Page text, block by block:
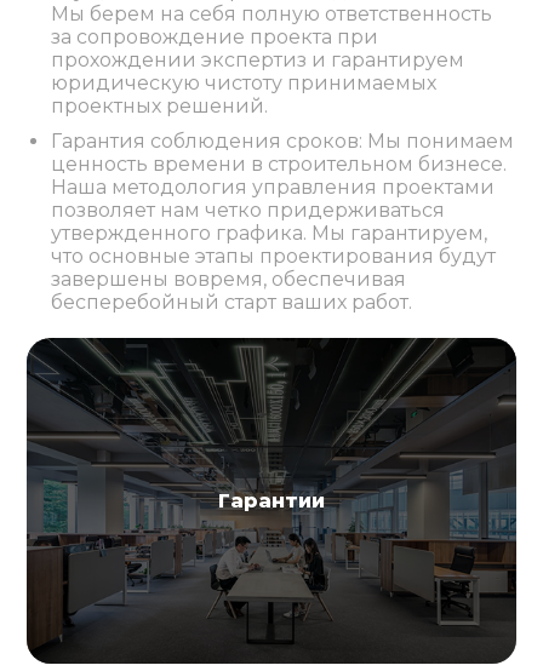
Мы берем на себя полную ответственность
за сопровождение проекта при
прохождении экспертиз и гарантируем
юридическую чистоту принимаемых
проектных решений.
Гарантия соблюдения сроков: Мы понимаем
ценность времени в строительном бизнесе.
Наша методология управления проектами
позволяет нам четко придерживаться
утвержденного графика. Мы гарантируем,
что основные этапы проектирования будут
завершены вовремя, обеспечивая
бесперебойный старт ваших работ.
Гарантии